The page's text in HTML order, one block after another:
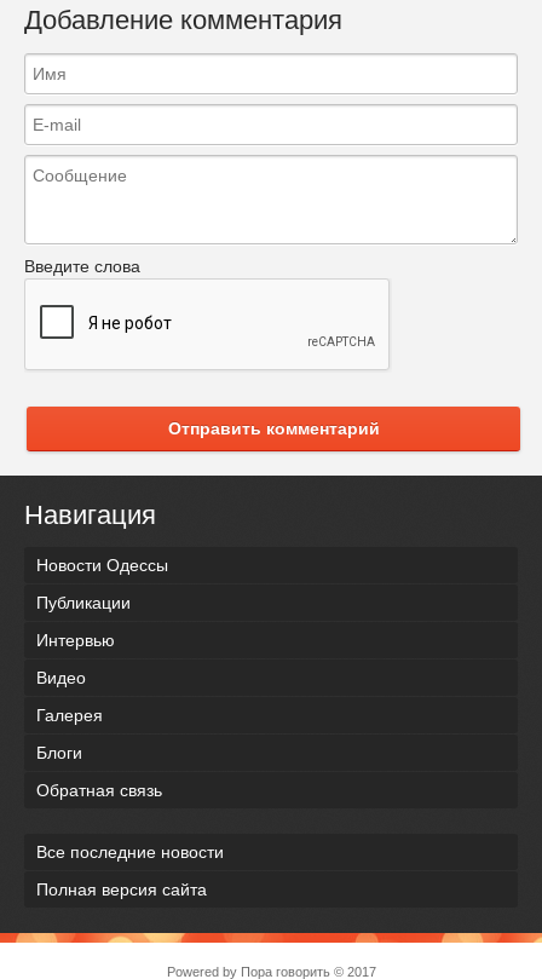
Добавление комментария
Введите слова
Отправить комментарий
Навигация
Новости Одессы
Публикации
Интервью
Видео
Галерея
Блоги
Обратная связь
Все последние новости
Полная версия сайта
Powered by Пора говорить© 2017